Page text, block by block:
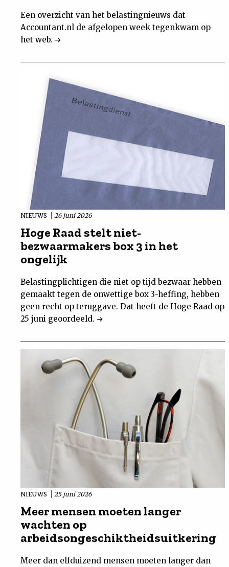
Een overzicht van het belastingnieuws dat
Accountant.nl de afgelopen week tegenkwam op
het web.
NIEUWS 26 juni 2026
Hoge Raad stelt niet-
bezwaarmakers box 3 in het
ongelijk
Belastingplichtigen die niet op tijd bezwaar hebben
gemaakt tegen de onwettige box 3-heffing, hebben
geen recht op teruggave. Dat heeft de Hoge Raad op
25 juni geoordeeld.
NIEUWS 25 juni 2026
Meer mensen moeten langer
wachten op
arbeidsongeschiktheidsuitkering
Meer dan elfduizend mensen moeten langer dan